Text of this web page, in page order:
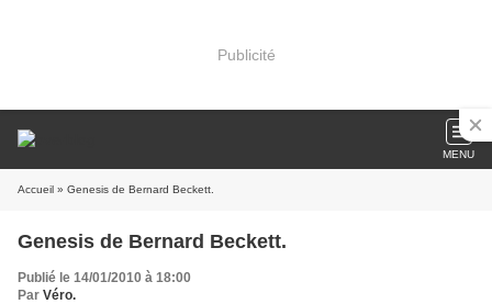
Publicité
MENU
Accueil » Genesis de Bernard Beckett.
Genesis de Bernard Beckett.
Publié le 14/01/2010 à 18:00
Par Véro.